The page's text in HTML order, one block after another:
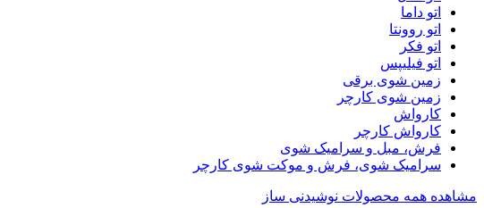
اتو داما
اتو روونتا
اتو فکر
اتو فیلیپس
زمین شوی برقی
زمین شوی کارچر
کارواش
کارواش کارچر
فرش، مبل و سرامیک شوی
سرامیک شوی، فرش و موکت شوی کارچر
مشاهده همه محصولات نوشیدنی ساز